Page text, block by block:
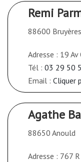
Remi
88600 Bruyères
Adresse : 19
Tél : 03 29 50
Email : Cliquer
Agathe
88650 Anould
Adresse : 767